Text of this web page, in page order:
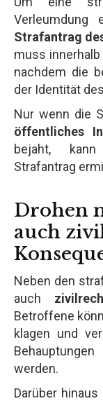
Verleumdung
Strafantrag
muss innerhalb
nachdem die
der Identität
Nur wenn die
öffentliches
bejaht,
Strafantrag
Drohen
auch
Neben den
auch
Betroffene
klagen und
werden.
Darüber